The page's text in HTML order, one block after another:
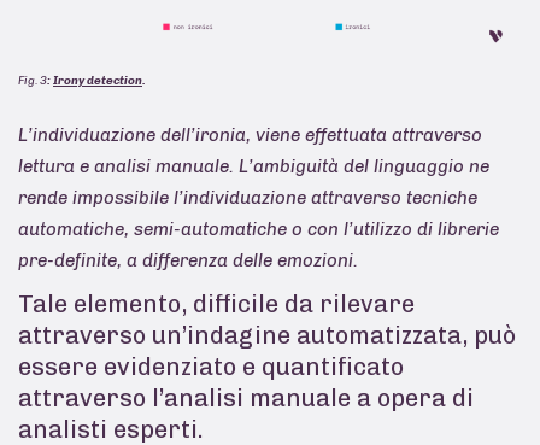
Fig. 3:Irony detection.
L’individuazione dell’ironia, viene effettuata attraverso
lettura e analisi manuale. L’ambiguità del linguaggio ne
rende impossibile l’individuazione attraverso tecniche
automatiche, semi-automatiche o con l’utilizzo di librerie
pre-definite, a differenza delle emozioni.
Tale elemento, difficile da rilevare
attraverso un’indagine automatizzata, può
essere evidenziato e quantificato
attraverso l’analisi manuale a opera di
analisti esperti.